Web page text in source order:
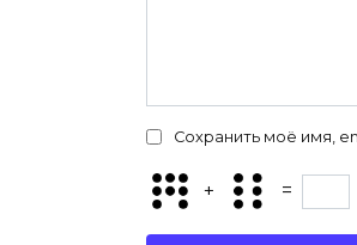
Сохранить моё имя,
+ =